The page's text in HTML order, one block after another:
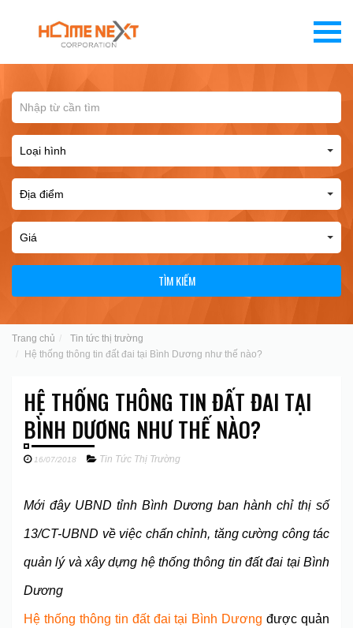
TÌM KIẾM
Trang chủ
Tin tức thị trường
Hệ thống thông tin đất đai tại Bình Dương như thế nào?
HỆ THỐNG THÔNG TIN ĐẤT ĐAI TẠI
BÌNH DƯƠNG NHƯ THẾ NÀO?
16/07/2018 Tin Tức Thị Trường
Mới đây UBND tỉnh Bình Dương ban hành chỉ thị số
13/CT-UBND về việc chấn chỉnh, tăng cường công tác
quản lý và xây dựng hệ thống thông tin đất đai tại Bình
Dương
Hệ thống thông tin đất đai tại Bình Dương được quản